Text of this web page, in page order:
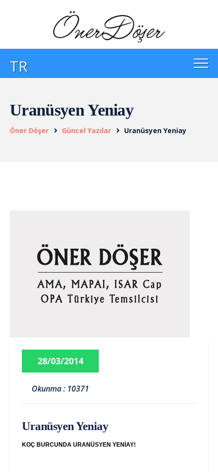
TR
Uranüsyen Yeniay
Öner Döşer Güncel Yazılar Uranüsyen Yeniay
28/03/2014
Okunma : 10371
Uranüsyen Yeniay
KOÇ BURCUNDA URANÜSYEN YENİAY!